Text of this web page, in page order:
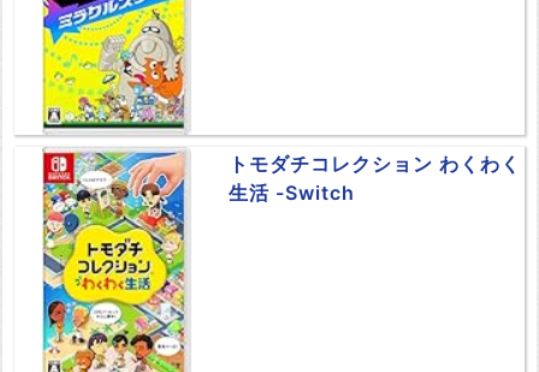
トモダチコレクション わくわく
生活 -Switch